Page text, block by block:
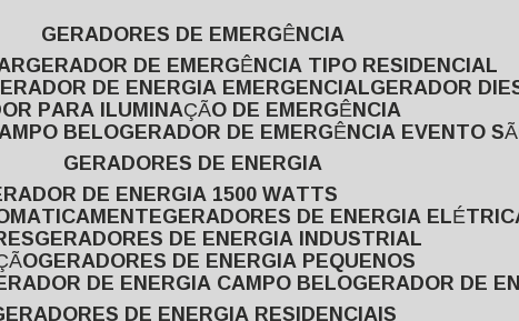
GERADORES DE EMERGÊNCIA
GERADOR DE EMERGÊNCIA TIPO RESIDENCIAL
GERADOR DE ENERGIA EMERGENCIAL GERADOR
PARA ILUMINAÇÃO DE EMERGÊNCIA
BELO GERADOR DE EMERGÊNCIA EVENTO
GERADORES DE ENERGIA
DE ENERGIA 1500 WATTS
GERADORES DE ENERGIA
GERADORES DE ENERGIA INDUSTRIAL
GERADORES DE ENERGIA PEQUENOS
DE ENERGIA CAMPO BELO GERADOR DE
GERADORES DE ENERGIA RESIDENCIAIS